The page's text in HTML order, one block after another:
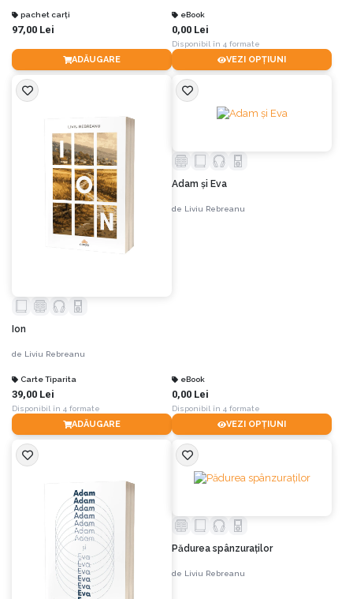
pachet carți
97,00 Lei
ADĂUGARE
eBook
0,00 Lei
Disponibil în 4 formate
VEZI OPȚIUNI
Ion
de Liviu Rebreanu
Carte Tiparita
39,00 Lei
Disponibil în 4 formate
ADĂUGARE
Adam și Eva
de Liviu Rebreanu
eBook
0,00 Lei
Disponibil în 4 formate
VEZI OPȚIUNI
Pădurea spânzuraților
de Liviu Rebreanu